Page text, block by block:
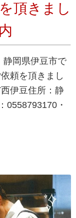
頂きまし
静岡県伊豆市で
頼を頂きまし
伊豆住所：静
0558793170・